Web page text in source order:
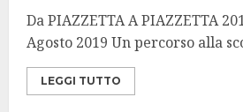
Da PIAZZETTA A PIAZZETTA
Agosto 2019 Un percorso alla
LEGGI TUTTO